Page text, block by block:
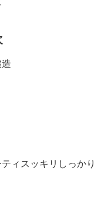
ィスッキリ しっかり